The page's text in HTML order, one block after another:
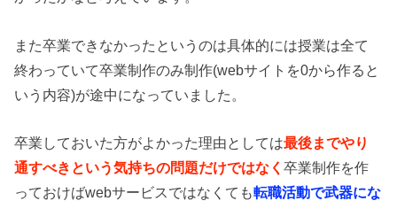
また卒業できなかったというのは具体的には授業は全て
終わっていて卒業制作のみ制作(webサイトを0から作ると
いう内容)が途中になっていました。
卒業しておいた方がよかった理由としては最後までやり
通すべきという気持ちの問題だけではなく卒業制作を作
っておけばwebサービスではなくても転職活動で武器にな